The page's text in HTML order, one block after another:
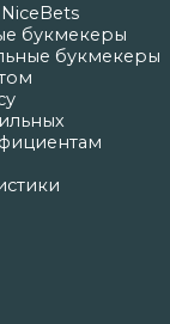
букмекеры
букмекеры